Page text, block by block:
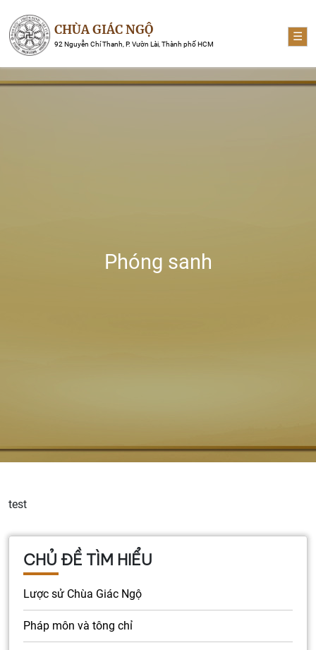
CHÙA GIÁC NGỘ
92 Nguyễn Chí Thanh, P. Vườn Lài, Thành phố HCM
☰
Phóng sanh
test
CHỦ ĐỀ TÌM HIỂU
Lược sử Chùa Giác Ngộ
Pháp môn và tông chỉ